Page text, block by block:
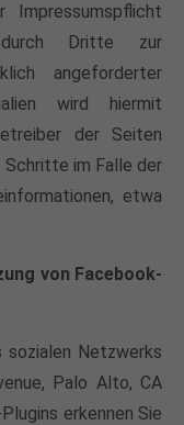
durch Dritte zur
angeforderter
wird hiermit
der Seiten
im Falle der
etwa
von Facebook-
sozialen Netzwerks
Palo Alto, CA
erkennen Sie